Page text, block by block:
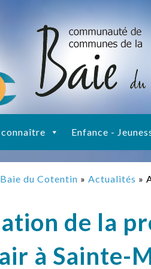
Enfance -
Baie du Cotentin » Actualités »
de la
à Sainte-